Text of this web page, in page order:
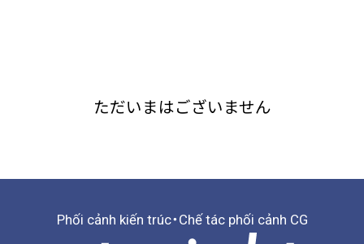
ただいま はございません
Phối cảnh kiến trúc・Chế tác phối cảnh CG